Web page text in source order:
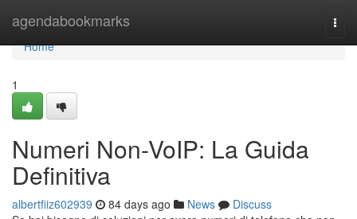
agendabookmarks
Home
Home
1
Numeri Non-VoIP: La Guida
Definitiva
albertfiiz602939 84 days ago News
Discuss